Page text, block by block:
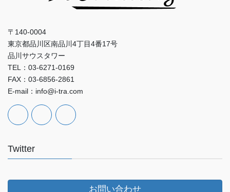
〒140-0004
東京都品川区南品川4丁目4番17号
品川サウスタワー
TEL：03-6271-0169
FAX：03-6856-2861
E-mail：info@i-tra.com
Twitter
お問い合わせ